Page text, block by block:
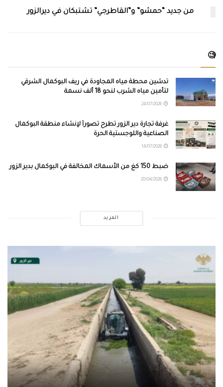
من جديد “حمشو” و”القاطرجي” تشتبكان في ديرالزور
🧐
تدشين محطة مياه المجاودة في ريف البوكمال الشرقي
لتأمين مياه الشرب لنحو 18 ألف نسمة
غرفة تجارة دير الزور تطرح تصوراً لإنشاء منطقة البوكمال
الصناعية واللوجستية الحرة
ضبط 150 كغ من الأسماك المخالفة في البوكمال بدير الزور
المزيد